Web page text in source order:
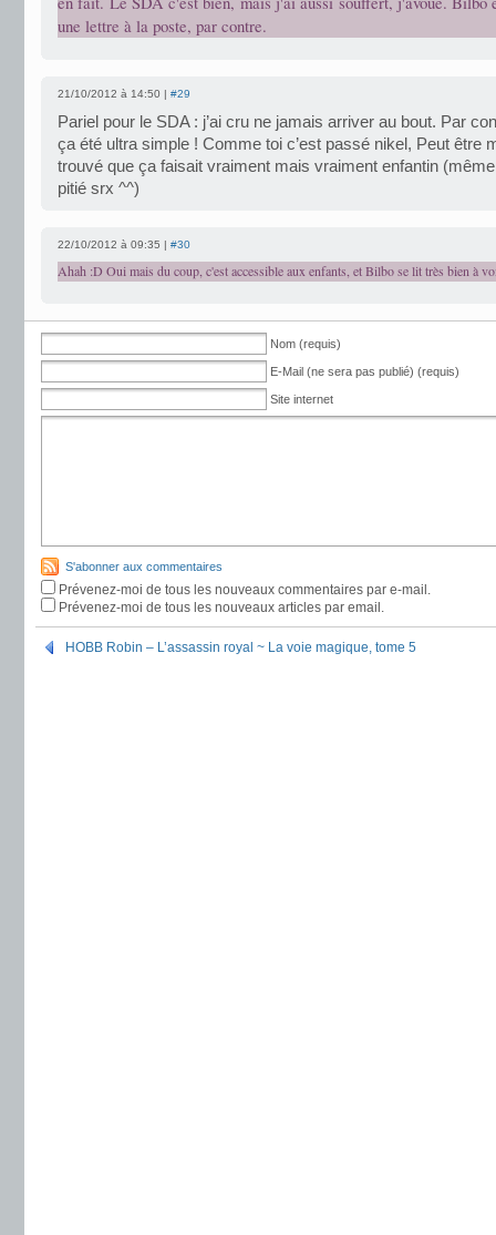
une lettre à la poste, par contre.
21/10/2012 à 14:50 | #29
Pariel pour le SDA : j’ai cru ne jamais arriver au bout. Par
ça été ultra simple ! Comme toi c’est passé nikel, Peut être
trouvé que ça faisait vraiment mais vraiment enfantin
pitié srx ^^)
22/10/2012 à 09:35 | #30
Ahah :D Oui mais du coup, c'est accessible aux enfants, et Bilbo se lit très bien à
Nom (requis)
E-Mail (ne sera pas publié) (requis)
Site internet
S'abonner aux commentaires
Prévenez-moi de tous les nouveaux commentaires par e-mail.
Prévenez-moi de tous les nouveaux articles par email.
HOBB Robin – L’assassin royal ~ La voie magique, tome 5